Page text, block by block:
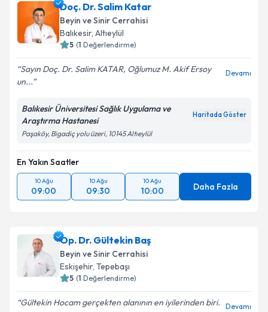
Doç. Dr. Salim Katar
Beyin ve Sinir Cerrahisi
Balıkesir, Altıeylül
5 (1 Değerlendirme)
Sayın Doç. Dr. Salim KATAR, Oğlumuz M. Akif Ersoy
un...
Devamı
Balıkesir Üniversitesi Sağlık Uygulama ve
Araştırma Hastanesi
Haritada Göster
Paşaköy, Bigadiç yolu üzeri, 10145 Altıeylül
En Yakın Saatler
10 Ağu
09:00
10 Ağu
09:30
10 Ağu
10:00 Daha Fazla
Op. Dr. Gültekin Baş
Beyin ve Sinir Cerrahisi
Eskişehir, Tepebaşı
5 (1 Değerlendirme)
Gültekin Hocam gerçekten alanının en iyilerinden biri.
Devamı